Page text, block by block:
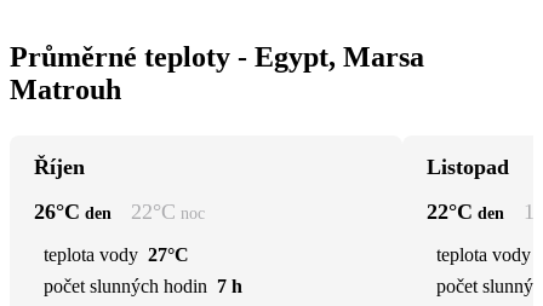
Průměrné teploty - Egypt, Marsa
Matrouh
Říjen
26°C den 22°C noc
teplota vody 27°C
počet slunných hodin 7 h
Listopad
22°C den
teplota vody
počet